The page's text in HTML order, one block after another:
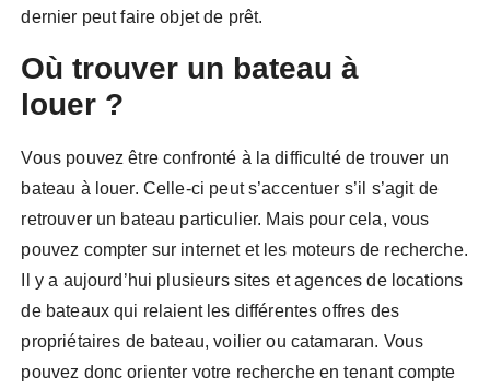
dernier peut faire objet de prêt.
Où trouver un bateau à
louer ?
Vous pouvez être confronté à la difficulté de trouver un
bateau à louer. Celle-ci peut s’accentuer s’il s’agit de
retrouver un bateau particulier. Mais pour cela, vous
pouvez compter sur internet et les moteurs de recherche.
Il y a aujourd’hui plusieurs sites et agences de locations
de bateaux qui relaient les différentes offres des
propriétaires de bateau, voilier ou catamaran. Vous
pouvez donc orienter votre recherche en tenant compte